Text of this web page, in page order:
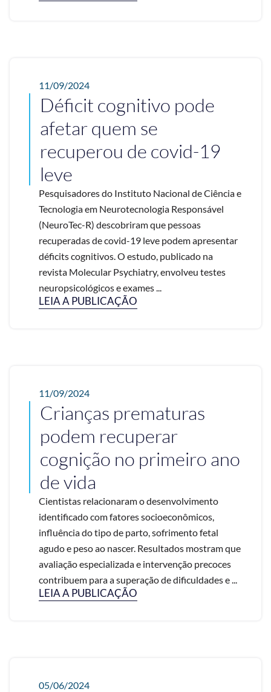
11/09/2024
Déficit cognitivo pode
afetar quem se
recuperou de covid-19
leve
Pesquisadores do Instituto Nacional de Ciência e
Tecnologia em Neurotecnologia Responsável
(NeuroTec-R) descobriram que pessoas
recuperadas de covid-19 leve podem apresentar
déficits cognitivos. O estudo, publicado na
revista Molecular Psychiatry, envolveu testes
neuropsicológicos e exames ...
LEIA A PUBLICAÇÃO
11/09/2024
Crianças prematuras
podem recuperar
cognição no primeiro ano
de vida
Cientistas relacionaram o desenvolvimento
identificado com fatores socioeconômicos,
influência do tipo de parto, sofrimento fetal
agudo e peso ao nascer. Resultados mostram que
avaliação especializada e intervenção precoces
contribuem para a superação de dificuldades e ...
LEIA A PUBLICAÇÃO
05/06/2024